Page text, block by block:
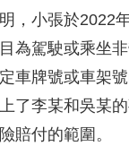
小張於2022年
為駕駛或乘坐
車牌號或車架
了李某和吳某
賠付的範圍。